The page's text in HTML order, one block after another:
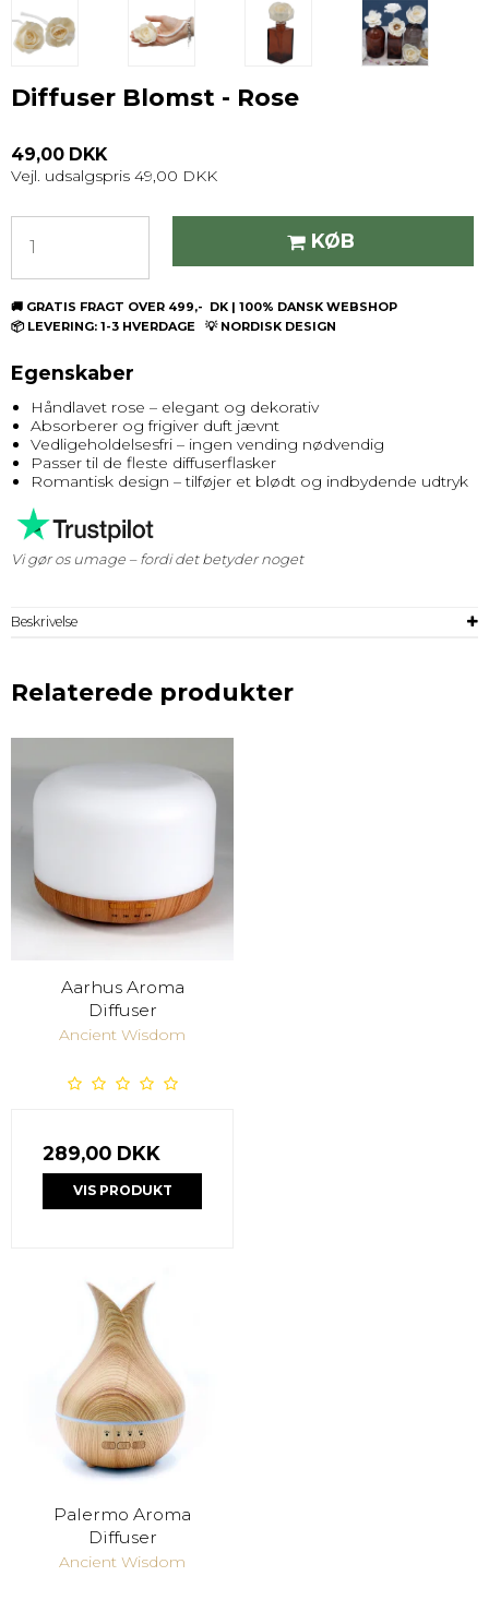
Diffuser Blomst - Rose
49,00 DKK
Vejl. udsalgspris 49,00 DKK
KØB
🚚 GRATIS FRAGT OVER 499,- DK | 100% DANSK WEBSHOP
📦 LEVERING: 1-3 HVERDAGE 💡 NORDISK DESIGN
Egenskaber
Håndlavet rose – elegant og dekorativ
Absorberer og frigiver duft jævnt
Vedligeholdelsesfri – ingen vending nødvendig
Passer til de fleste diffuserflasker
Romantisk design – tilføjer et blødt og indbydende udtryk
Vi gør os umage – fordi det betyder noget
Beskrivelse
Relaterede produkter
Aarhus Aroma
Diffuser
Ancient Wisdom
289,00 DKK
VIS PRODUKT
Palermo Aroma
Diffuser
Ancient Wisdom